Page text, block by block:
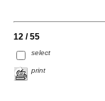
12 / 55
select
print